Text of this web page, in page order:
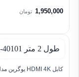
1,950,000 تومان
کابل HDMI 4K یوگرین مدل HD119-40101 طول 2 متر